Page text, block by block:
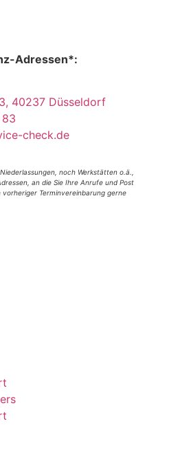
Adressen*:
40237 Düsseldorf
check.de
noch Werkstätten o.ä.,
an die Sie Ihre Anrufe und Post
Terminvereinbarung gerne